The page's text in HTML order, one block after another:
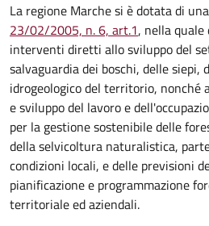
La regione Marche si è dotata di
23/02/2005, n. 6, art.1, nella quale
interventi diretti allo sviluppo del
salvaguardia dei boschi, delle siepi,
idrogeologico del territorio, nonché
e sviluppo del lavoro e
per la gestione sostenibile delle
della selvicoltura naturalistica,
condizioni locali, e delle previsioni
pianificazione e programmazione
territoriale ed aziendali.